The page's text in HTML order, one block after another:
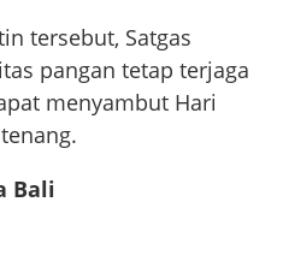
tersebut, Satgas
pangan tetap terjaga
menyambut Hari
Bali